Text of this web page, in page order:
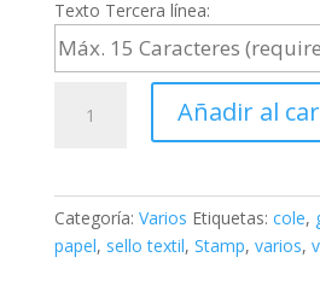
Texto Tercera línea:
cantidad
Añadir al
Categoría: Varios Etiquetas: cole,
papel, sello textil, Stamp, varios,